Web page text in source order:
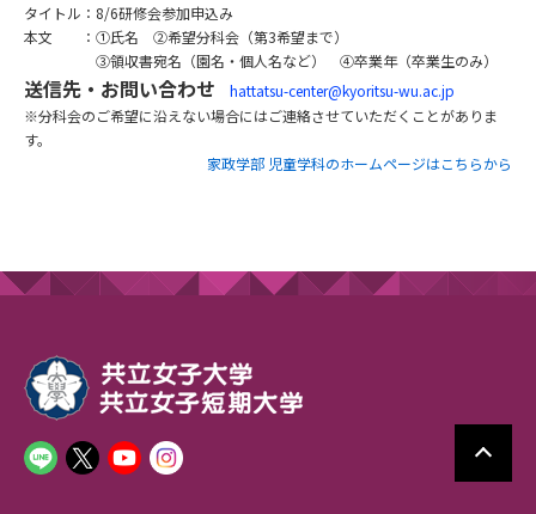
タイトル：8/6研修会参加申込み
本文 ：①氏名 ②希望分科会（第3希望まで）
③領収書宛名（園名・個人名など） ④卒業年（卒業生のみ）
送信先・お問い合わせ
hattatsu-center@kyoritsu-wu.ac.jp
※分科会のご希望に沿えない場合にはご連絡させていただくことがありま
す。
家政学部 児童学科のホームページはこちらから